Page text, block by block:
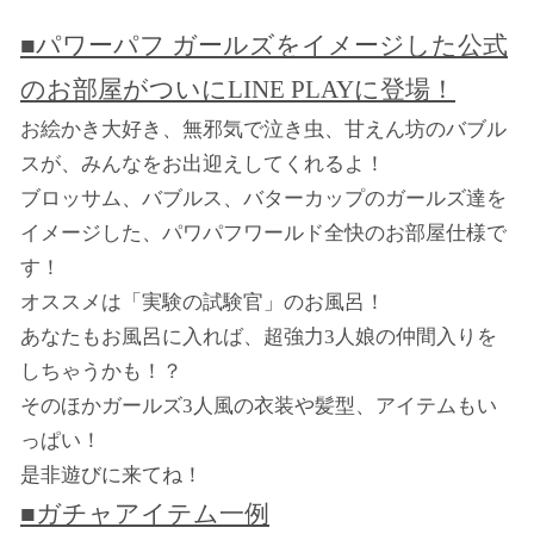
■パワーパフ ガールズをイメージした公式
のお部屋がついにLINE PLAYに登場！
お絵かき大好き、無邪気で泣き虫、甘えん坊のバブル
スが、みんなをお出迎えしてくれるよ！
ブロッサム、バブルス、バターカップのガールズ達を
イメージした、パワパフワールド全快のお部屋仕様で
す！
オススメは「実験の試験官」のお風呂！
あなたもお風呂に入れば、超強力3人娘の仲間入りを
しちゃうかも！？
そのほかガールズ3人風の衣装や髪型、アイテムもい
っぱい！
是非遊びに来てね！
■ガチャアイテム一例